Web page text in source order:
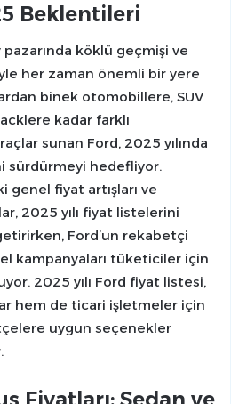
Beklentileri
köklü geçmişi ve
her zaman önemli bir yere
binek otomobillere, SUV
kadar farklı
sunan Ford, 2025 yılında
sürdürmeyi hedefliyor.
fiyat artışları ve
2025 yılı fiyat listelerini
Ford’un rekabetçi
kampanyaları tüketiciler için
2025 yılı Ford fiyat listesi,
hem de ticari işletmeler için
uygun seçenekler